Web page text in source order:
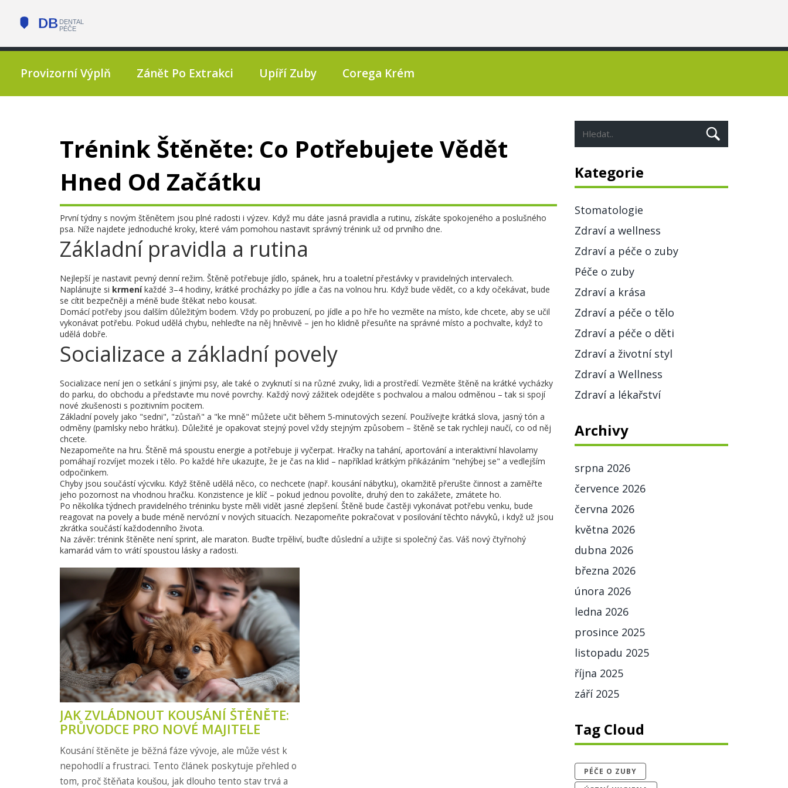
Provizorní Výplň Zánět Po Extrakci Upíří Zuby Corega Krém
Trénink Štěněte: Co Potřebujete Vědět
Hned Od Začátku
První týdny s novým štěnětem jsou plné radosti i výzev. Když mu dáte jasná pravidla a rutinu, získáte spokojeného a poslušného
psa. Níže najdete jednoduché kroky, které vám pomohou nastavit správný trénink už od prvního dne.
Základní pravidla a rutina
Nejlepší je nastavit pevný denní režim. Štěně potřebuje jídlo, spánek, hru a toaletní přestávky v pravidelných intervalech.
Naplánujte si krmeníkaždé 3–4 hodiny, krátké procházky po jídle a čas na volnou hru. Když bude vědět, co a kdy očekávat, bude
se cítit bezpečněji a méně bude štěkat nebo kousat.
Domácí potřeby jsou dalším důležitým bodem. Vždy po probuzení, po jídle a po hře ho vezměte na místo, kde chcete, aby se učil
vykonávat potřebu. Pokud udělá chybu, nehleďte na něj hněvivě – jen ho klidně přesuňte na správné místo a pochvalte, když to
udělá dobře.
Socializace a základní povely
Socializace není jen o setkání s jinými psy, ale také o zvyknutí si na různé zvuky, lidi a prostředí. Vezměte štěně na krátké vycházky
do parku, do obchodu a představte mu nové povrchy. Každý nový zážitek odejděte s pochvalou a malou odměnou – tak si spojí
nové zkušenosti s pozitivním pocitem.
Základní povely jako "sedni", "zůstaň" a "ke mně" můžete učit během 5‑minutových sezení. Používejte krátká slova, jasný tón a
odměny (pamlsky nebo hrátku). Důležité je opakovat stejný povel vždy stejným způsobem – štěně se tak rychleji naučí, co od něj
chcete.
Nezapomeňte na hru. Štěně má spoustu energie a potřebuje ji vyčerpat. Hračky na tahání, aportování a interaktivní hlavolamy
pomáhají rozvíjet mozek i tělo. Po každé hře ukazujte, že je čas na klid – například krátkým přikázáním "nehýbej se" a vedlejším
odpočinkem.
Chyby jsou součástí výcviku. Když štěně udělá něco, co nechcete (např. kousání nábytku), okamžitě přerušte činnost a zaměřte
jeho pozornost na vhodnou hračku. Konzistence je klíč – pokud jednou povolíte, druhý den to zakážete, zmátete ho.
Po několika týdnech pravidelného tréninku byste měli vidět jasné zlepšení. Štěně bude častěji vykonávat potřebu venku, bude
reagovat na povely a bude méně nervózní v nových situacích. Nezapomeňte pokračovat v posilování těchto návyků, i když už jsou
zkrátka součástí každodenního života.
Na závěr: trénink štěněte není sprint, ale maraton. Buďte trpěliví, buďte důslední a užijte si společný čas. Váš nový čtyřnohý
kamarád vám to vrátí spoustou lásky a radosti.
JAK ZVLÁDNOUT KOUSÁNÍ ŠTĚNĚTE:
PRŮVODCE PRO NOVÉ MAJITELE
Kousání štěněte je běžná fáze vývoje, ale může vést k
nepohodlí a frustraci. Tento článek poskytuje přehled o
tom, proč štěňata koušou, jak dlouho tento stav trvá a
Kategorie
Stomatologie
Zdraví a wellness
Zdraví a péče o zuby
Péče o zuby
Zdraví a krása
Zdraví a péče o tělo
Zdraví a péče o děti
Zdraví a životní styl
Zdraví a Wellness
Zdraví a lékařství
Archivy
srpna 2026
července 2026
června 2026
května 2026
dubna 2026
března 2026
února 2026
ledna 2026
prosince 2025
listopadu 2025
října 2025
září 2025
Tag Cloud
PÉČE O ZUBY